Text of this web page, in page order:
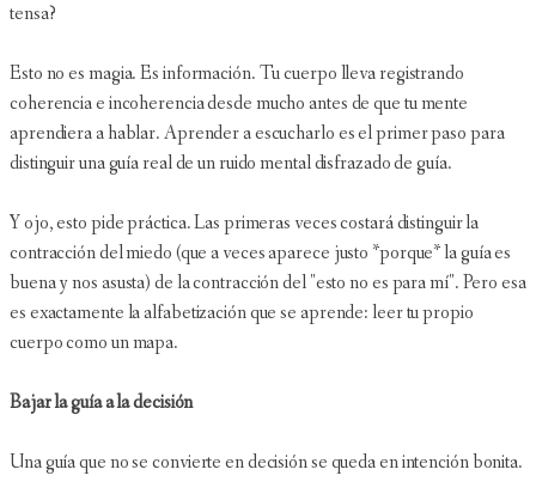
tensa?
Esto no es magia. Es información. Tu cuerpo lleva registrando
coherencia e incoherencia desde mucho antes de que tu mente
aprendiera a hablar. Aprender a escucharlo es el primer paso para
distinguir una guía real de un ruido mental disfrazado de guía.
Y ojo, esto pide práctica. Las primeras veces costará distinguir la
contracción del miedo (que a veces aparece justo *porque* la guía es
buena y nos asusta) de la contracción del "esto no es para mí". Pero esa
es exactamente la alfabetización que se aprende: leer tu propio
cuerpo como un mapa.
Bajar la guía a la decisión
Una guía que no se convierte en decisión se queda en intención bonita.